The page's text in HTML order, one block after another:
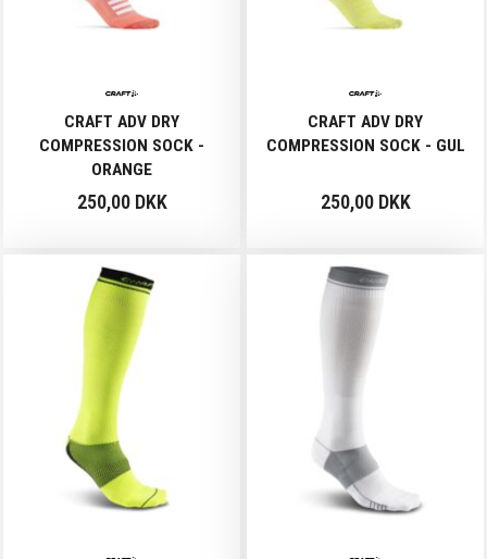
CRAFT ADV DRY
COMPRESSION SOCK -
ORANGE
250,00 DKK
CRAFT ADV DRY
COMPRESSION SOCK - GUL
250,00 DKK